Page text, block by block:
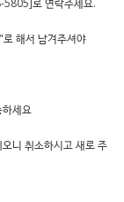
로 연락주세요.
해서 남겨주셔야
세요
니 취소하시고 새로 주